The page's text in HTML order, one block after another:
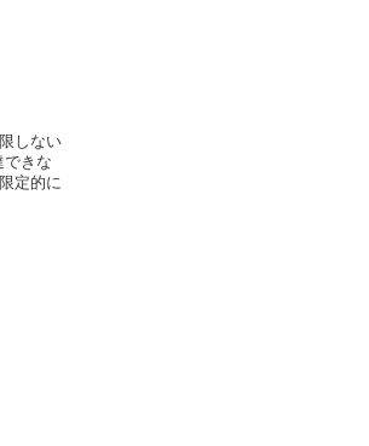
しない
きな
定的に